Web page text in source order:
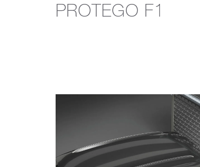
PROTEGO F1